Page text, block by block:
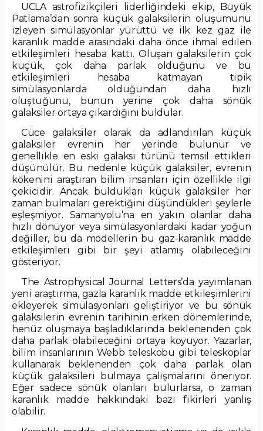
UCLA astrofizikçileri liderliğindeki ekip, Büyük
Patlama’dan sonra küçük galaksilerin oluşumunu
izleyen simülasyonlar yürüttü ve ilk kez gaz ile
karanlık madde arasındaki daha önce ihmal edilen
etkileşimleri hesaba kattı. Oluşan galaksilerin çok
küçük, çok daha parlak olduğunu ve bu
etkileşimleri hesaba katmayan tipik
simülasyonlarda olduğundan daha hızlı
oluştuğunu, bunun yerine çok daha sönük
galaksiler ortaya çıkardığını buldular.
Cüce galaksiler olarak da adlandırılan küçük
galaksiler evrenin her yerinde bulunur ve
genellikle en eski galaksi türünü temsil ettikleri
düşünülür. Bu nedenle küçük galaksiler, evrenin
kökenini araştıran bilim insanları için özellikle ilgi
çekicidir. Ancak buldukları küçük galaksiler her
zaman bulmaları gerektiğini düşündükleri şeylerle
eşleşmiyor. Samanyolu’na en yakın olanlar daha
hızlı dönüyor veya simülasyonlardaki kadar yoğun
değiller, bu da modellerin bu gaz-karanlık madde
etkileşimleri gibi bir şeyi atlamış olabileceğini
gösteriyor.
The Astrophysical Journal Letters’da yayımlanan
yeni araştırma, gazla karanlık madde etkileşimlerini
ekleyerek simülasyonları geliştiriyor ve bu sönük
galaksilerin evrenin tarihinin erken dönemlerinde,
henüz oluşmaya başladıklarında beklenenden çok
daha parlak olabileceğini ortaya koyuyor. Yazarlar,
bilim insanlarının Webb teleskobu gibi teleskoplar
kullanarak beklenenden çok daha parlak olan
küçük galaksileri bulmaya çalışmalarını öneriyor.
Eğer sadece sönük olanları bulurlarsa, o zaman
karanlık madde hakkındaki bazı fikirleri yanlış
olabilir.